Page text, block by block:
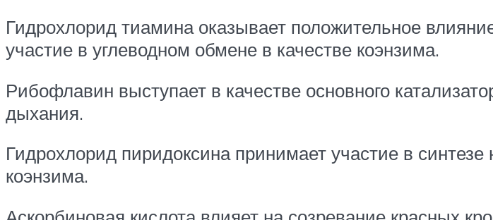
Гидрохлорид тиамина оказывает положительное
участие в углеводном обмене в качестве коэнзима.
Рибофлавин выступает в качестве основного
дыхания.
Гидрохлорид пиридоксина принимает участие в
коэнзима.